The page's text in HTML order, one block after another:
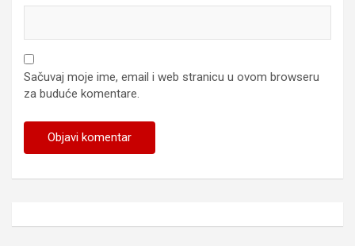
Sačuvaj moje ime, email i web stranicu u ovom browseru
za buduće komentare.